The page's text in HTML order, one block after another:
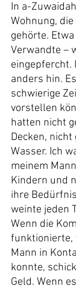
In a-
Wohnung,
gehörte.
Verwandte –
eingepfercht.
anders hin.
schwierige
vorstellen
hatten nicht
Decken,
Wasser. Ich
meinem
Kindern und
ihre
weinte jeden
Wenn die
funktionierte,
Mann in
konnte,
Geld. Wenn